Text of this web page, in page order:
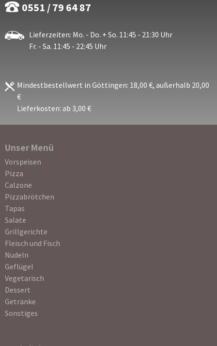
0551 / 79 64 87
Lieferzeiten: Mo. - Do. + So. 11:45 - 21:30 Uhr
Fr. - Sa. 11:45 - 22:45 Uhr
Mindestbestellwert in Göttingen: 18,00 €, außerhalb 20,00
€
Lieferkosten: ab 3,00 €
Unser Menü
Navigation
überspringen
Vorspeisen
Pizza
Calzone
Pizzabrötchen
Tapas
Salate
Grillgerichte
Fleisch und Fisch
Nudeln
Geflügel
Vegetarisch
Dessert
Getränke
Sonstiges